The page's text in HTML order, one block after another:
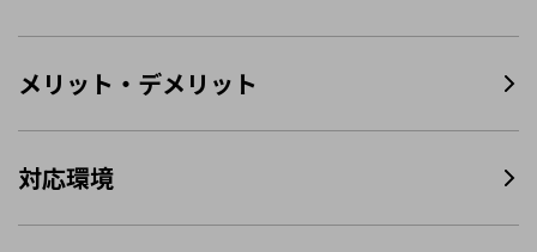
メリット・デメリット
対応環境